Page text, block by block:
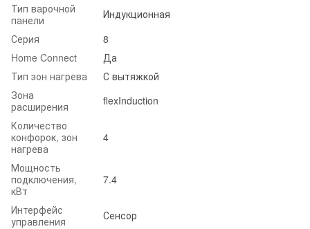
Тип варочной
панели
Индукционная
Серия
8
Home Connect
Да
Тип зон нагрева
С вытяжкой
Зона
расширения
flexInduction
Количество
конфорок, зон
нагрева
4
Мощность
подключения,
кВт
7.4
Интерфейс
управления
Сенсор